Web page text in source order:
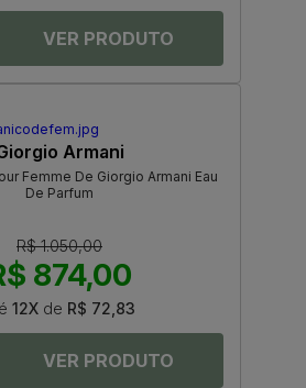
Armani
Femme De Giorgio Armani Eau
De Parfum
R$ 1.050,00
874,00
12X de R$ 72,83